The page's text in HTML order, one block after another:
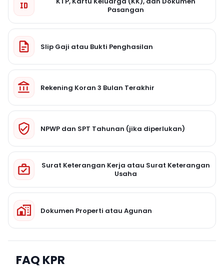
Pasangan
Slip Gaji atau Bukti Penghasilan
Rekening Koran 3 Bulan Terakhir
NPWP dan SPT Tahunan (jika diperlukan)
Surat Keterangan Kerja atau Surat Keterangan
Usaha
Dokumen Properti atau Agunan
FAQ KPR